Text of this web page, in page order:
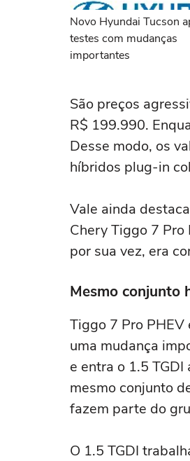
Novo Hyundai Tucson
testes com mudanças
importantes
São preços
R$ 199.990.
Desse modo, os
híbridos plug-in
Vale ainda
Chery Tiggo 7
por sua vez, era
Mesmo conjunto
Tiggo 7 Pro PHEV
uma mudança
e entra o 1.5
mesmo conjunto
fazem parte do
O 1.5 TGDI